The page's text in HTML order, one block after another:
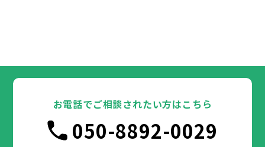
お電話でご相談されたい方はこちら
050-8892-0029